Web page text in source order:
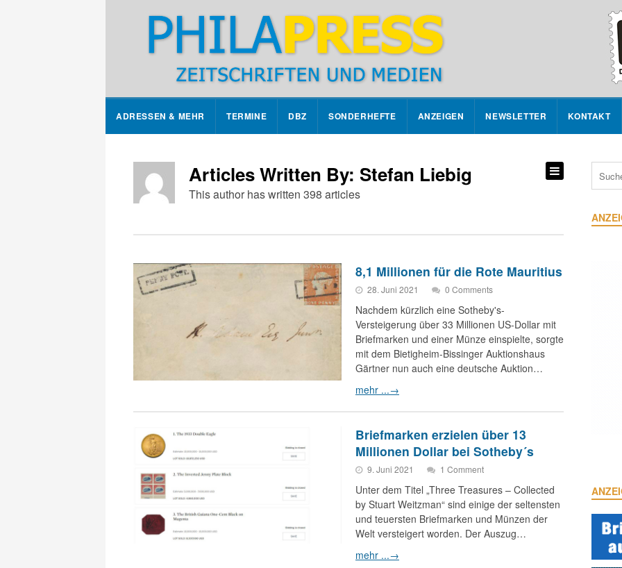
ADRESSEN & MEHR TERMINE DBZ SONDERHEFTE ANZEIGEN NEWSLETTER KONTAKT
Articles Written By: Stefan Liebig
This author has written 398 articles
8,1 Millionen für die Rote Mauritius
28. Juni 2021 0 Comments
Nachdem kürzlich eine Sotheby's-
Versteigerung über 33 Millionen US-Dollar mit
Briefmarken und einer Münze einspielte, sorgte
mit dem Bietigheim-Bissinger Auktionshaus
Gärtner nun auch eine deutsche Auktion…
mehr ...→
Briefmarken erzielen über 13
Millionen Dollar bei Sotheby´s
9. Juni 2021 1 Comment
Unter dem Titel „Three Treasures – Collected
by Stuart Weitzman“ sind einige der seltensten
und teuersten Briefmarken und Münzen der
Welt versteigert worden. Der Auszug…
mehr ...→